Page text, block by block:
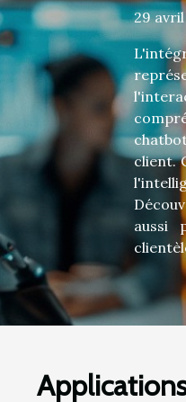
29 avril
client.
aussi
des